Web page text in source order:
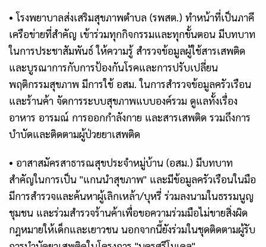
•โรงพยาบาลส่งเสริมสุขภาพตำบล (รพสต.) ทำหน้าที่เป็นภาคี
เครือข่ายที่สำคัญ เข้าร่วมทุกกิจกรรมและทุกขั้นตอน มีบทบาท
ในการประชาสัมพันธ์ ให้ความรู้ สำรวจข้อมูลผู้ใช้สารเสพติด
และบูรณาการกับการป้องกันโรคและการปรับเปลี่ยน
พฤติกรรมสุขภาพ มีการใช้ อสม. ในการสำรวจข้อมูลครัวเรือน
และร้านค้า จัดการระบบสุขภาพแบบองค์รวม ดูแลทั้งเรื่อง
อาหาร อารมณ์ การออกกำลังกาย และสารเสพติด รวมถึงการ
บำบัดและติดตามผู้ป่วยยาเสพติด
• อาสาสมัครสาธารณสุขประจำหมู่บ้าน (อสม.) มีบทบาท
สำคัญในการเป็น "แกนนำสุขภาพ" และมีข้อมูลครัวเรือนในมือ
มีการสำรวจและค้นหาผู้เลิกเหล้า/บุหรี่ ร่วมลงนามในธรรมนูญ
ชุมชน และร่วมสำรวจร้านค้าเพื่อขอความร่วมมือไม่ขายสิ่งผิด
กฎหมายให้เด็กและเยาวชน นอกจากนี้ยังร่วมในชุดติดตามผู้รับ